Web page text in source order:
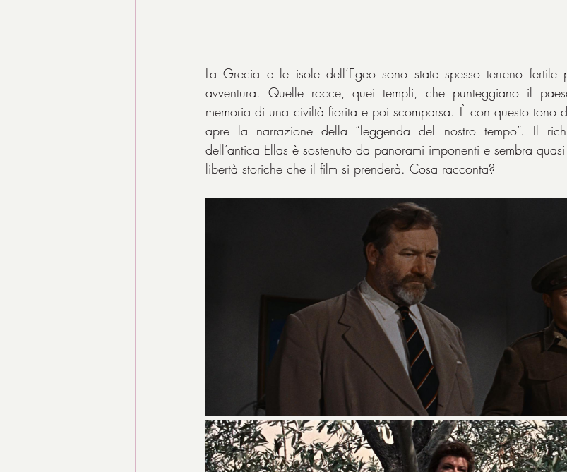
La Grecia e le isole dell’Egeo sono state spesso terreno
avventura. Quelle rocce, quei templi, che punteggiano il
memoria di una civiltà fiorita e poi scomparsa. È con questo tono
apre la narrazione della “leggenda del nostro tempo”. Il
dell’antica Ellas è sostenuto da panorami imponenti e sembra
libertà storiche che il film si prenderà. Cosa racconta?